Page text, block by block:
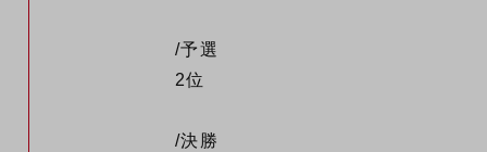
/予選
2位
/決勝